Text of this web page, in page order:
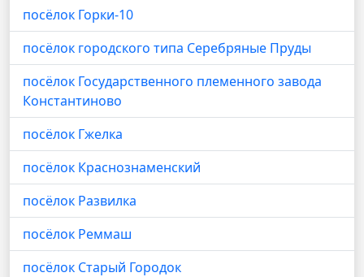
посёлок Горки-10
посёлок городского типа Серебряные Пруды
посёлок Государственного племенного завода
Константиново
посёлок Гжелка
посёлок Краснознаменский
посёлок Развилка
посёлок Реммаш
посёлок Старый Городок